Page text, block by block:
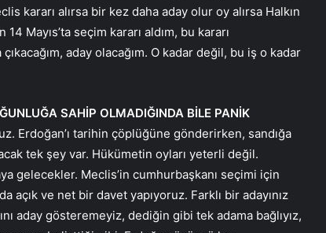
kararı alırsa bir kez daha aday olur oy alırsa Halkın
Mayıs’ta seçim kararı aldım, bu kararı
aday olacağım. O kadar değil, bu iş o kadar
SAHİP OLMADIĞINDA BİLE PANİK
Erdoğan’ı tarihin çöplüğüne gönderirken, sandığa
tek şey var. Hükümetin oyları yeterli değil.
gelecekler. Meclis’in cumhurbaşkanı seçimi için
açık ve net bir davet yapıyoruz. Farklı bir adayınız
aday gösteremeyiz, dediğin gibi tek adama bağlıyız,